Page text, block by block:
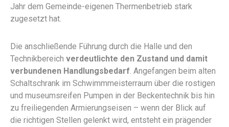
Jahr dem Gemeinde-eigenen Thermenbetrieb stark
zugesetzt hat.
Die anschließende Führung durch die Halle und den
Technikbereich verdeutlichte den Zustand und damit
verbundenen Handlungsbedarf. Angefangen beim alten
Schaltschrank im Schwimmmeisterraum über die rostigen
und museumsreifen Pumpen in der Beckentechnik bis hin
zu freiliegenden Armierungseisen – wenn der Blick auf
die richtigen Stellen gelenkt wird, entsteht ein prägender